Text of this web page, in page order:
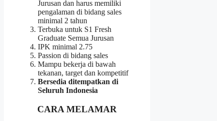
Jurusan dan harus memiliki
pengalaman di bidang sales
minimal 2 tahun
Terbuka untuk S1 Fresh
Graduate Semua Jurusan
IPK minimal 2.75
Passion di bidang sales
Mampu bekerja di bawah
tekanan, target dan kompetitif
Bersedia ditempatkan di
Seluruh Indonesia
CARA MELAMAR